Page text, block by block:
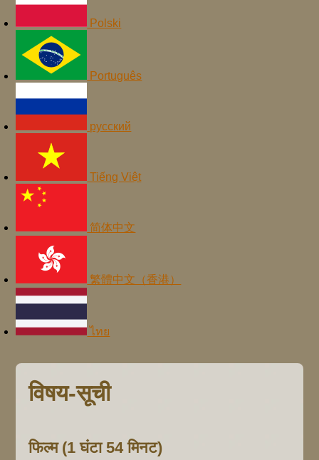
Polski
Português
русский
Tiếng Việt
简体中文
繁體中文（香港）
ไทย
विषय-सूची
फिल्म (1 घंटा 54 मिनट)